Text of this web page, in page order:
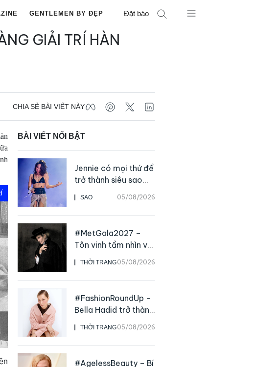
GENTLEMEN BY ĐẸP Đặt báo
GIẢI TRÍ HÀN
CHIA SẺ BÀI VIẾT NÀY
BÀI VIẾT NỔI BẬT
SAO 05/08/2026
Jennie có mọi thứ để
trở thành siêu sao
live
THỜI TRANG05/08/2026
#MetGala2027 –
Tôn vinh tầm nhìn và
sức ảnh hưởng sâu
rộng của NTK John
Galliano
THỜI TRANG05/08/2026
#FashionRoundUp –
Bella Hadid trở thành
Đại sứ Toàn cầu của
Prada Beauty,
CHANEL mua lại
#AgelessBeauty – Bí